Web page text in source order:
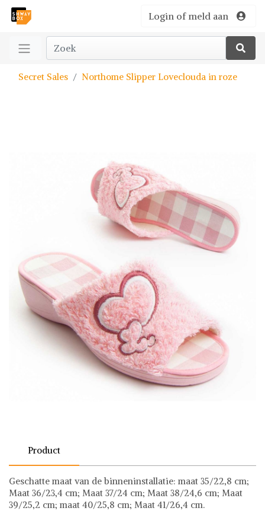
Login of meld aan
Secret Sales Northome Slipper Loveclouda in roze
Product
Geschatte maat van de binneninstallatie: maat 35/22,8 cm;
Maat 36/23,4 cm; Maat 37/24 cm; Maat 38/24,6 cm; Maat
39/25,2 cm; maat 40/25,8 cm; Maat 41/26,4 cm.